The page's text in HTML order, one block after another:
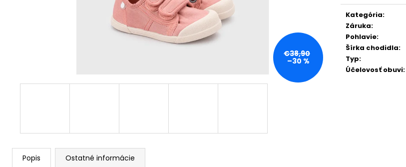
Jednotková
cena:
Kategória:
Záruka:
Pohlavie:
Šírka chodidla:
Typ:
Účelovosť obuvi:
€38,90
–30 %
Popis Ostatné informácie